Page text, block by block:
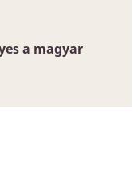
a magyar